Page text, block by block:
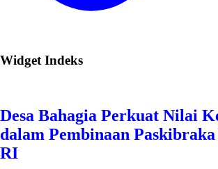
Widget Indeks
Desa Bahagia Perkuat Nilai
dalam Pembinaan
RI